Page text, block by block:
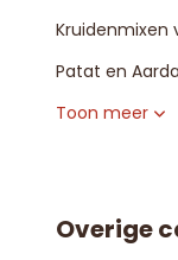
Kruidenmixen
Patat en
Toon meer
Overige